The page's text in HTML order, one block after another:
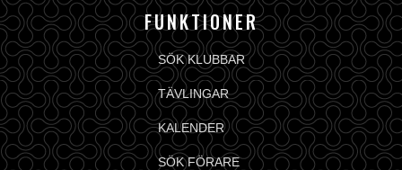
FUNKTIONER
SÖK KLUBBAR
TÄVLINGAR
KALENDER
SÖK FÖRARE